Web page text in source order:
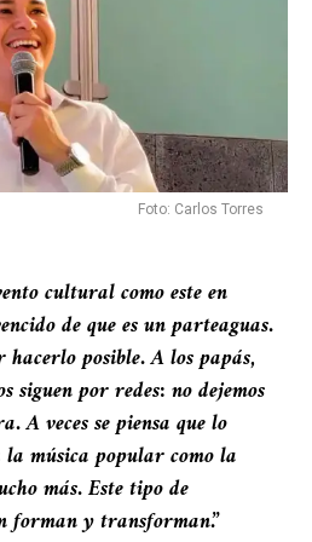
Foto: Carlos Torres
cultural como este en
de que es un parteaguas.
posible. A los papás,
siguen por redes: no dejemos
A veces se piensa que lo
música popular como la
más. Este tipo de
forman y transforman.”